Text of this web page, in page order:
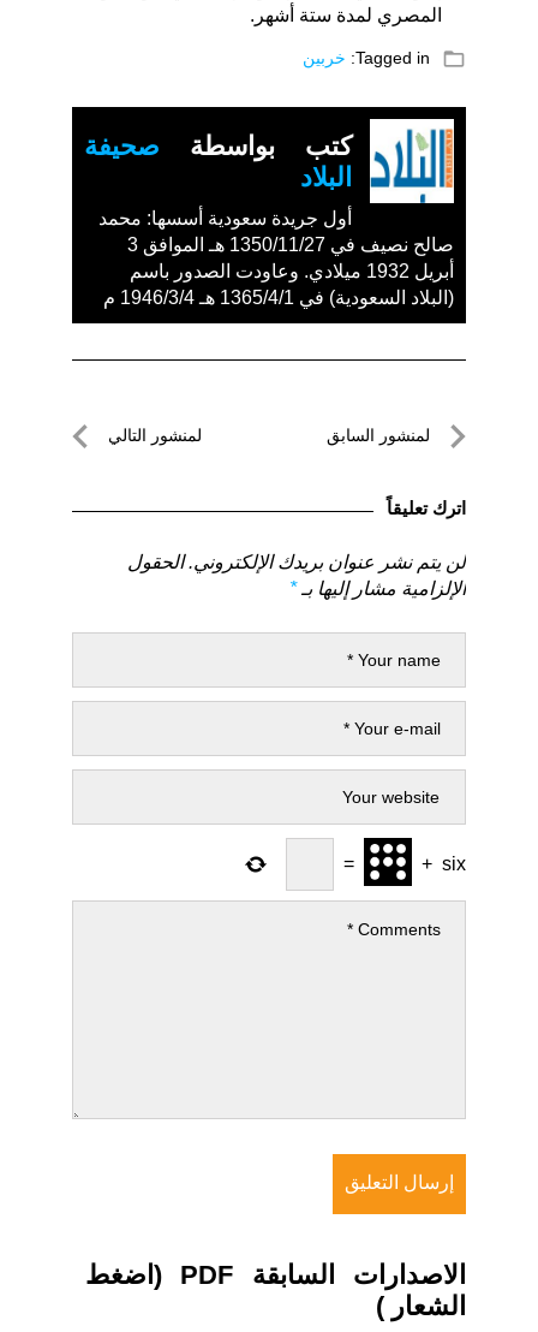
المصري لمدة ستة أشهر.
folder_open
Tagged in: خربين
كتب بواسطة صحيفة
البلاد
أول جريدة سعودية أسسها: محمد
صالح نصيف في 1350/11/27 هـ الموافق 3
أبريل 1932 ميلادي. وعاودت الصدور باسم
(البلاد السعودية) في 1365/4/1 هـ 1946/3/4 م
تصفّحلمنشور السابق
السابق
لمنشور التالي
اترك تعليقاً
لن يتم نشر عنوان بريدك الإلكتروني. الحقول
الإلزامية مشار إليها بـ*
six
+
=
الاصدارات السابقة PDF (اضغط
الشعار )